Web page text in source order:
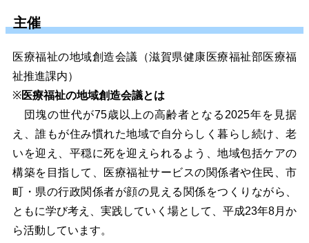
主催
医療福祉の地域創造会議（滋賀県健康医療福祉部医療福
祉推進課内）
※医療福祉の地域創造会議とは
団塊の世代が75歳以上の高齢者となる2025年を見据
え、誰もが住み慣れた地域で自分らしく暮らし続け、 老
いを迎え、平穏に死を迎えられるよう、地域包括ケアの
構築を目指して、医療福祉サービスの関係者や住民、 市
町・県の行政関係者が顔の見える関係をつくりながら、
ともに学び考え、実践していく場として、平成23年8月か
ら活動しています。